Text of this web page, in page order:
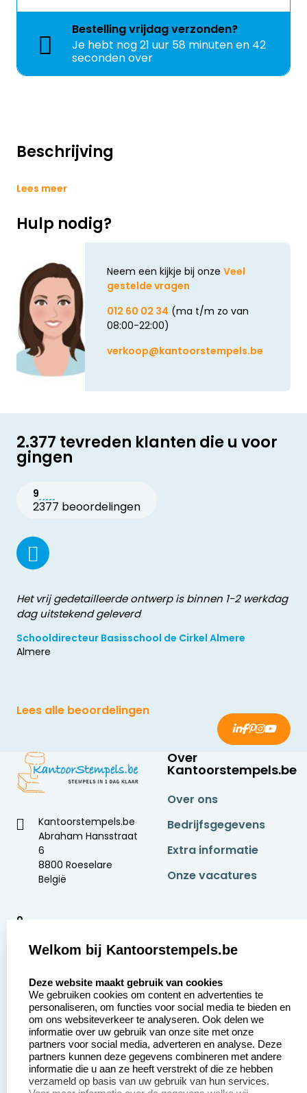
Beschrijving
Lees meer
Hulp nodig?
Neem een kijkje bij onze Veel
gestelde vragen
012 60 02 34 (ma t/m zo van
08:00-22:00)
verkoop@kantoorstempels.be
Bestellingvrijdagverzonden?
Je hebt nog21 uur 58 minuten en 42
seconden over
2.377 tevreden klanten die u voor
gingen
9
2377 beoordelingen
Het vrij gedetailleerde ontwerp is binnen 1-2 werkdag
dag uitstekend geleverd
Schooldirecteur Basisschool de Cirkel Almere
Almere
Lees alle beoordelingen
Kantoorstempels.be
Abraham Hansstraat
6
8800 Roeselare
België
9
Over
Kantoorstempels.be
Over ons
Bedrijfsgegevens
Extra informatie
Onze vacatures
Aanvraag op maat
Betaling &
Verzending
Wederverkoper
worden
Contact opnemen
Veel gestelde vragen
Retourneren
Herroepingsrecht
Welkom bij Kantoorstempels.be
Deze website maakt gebruik van cookies
We gebruiken cookies om content en advertenties te
personaliseren, om functies voor social media te bieden en
om ons websiteverkeer te analyseren. Ook delen we
informatie over uw gebruik van onze site met onze
partners voor social media, adverteren en analyse. Deze
partners kunnen deze gegevens combineren met andere
informatie die u aan ze heeft verstrekt of die ze hebben
verzameld op basis van uw gebruik van hun services.